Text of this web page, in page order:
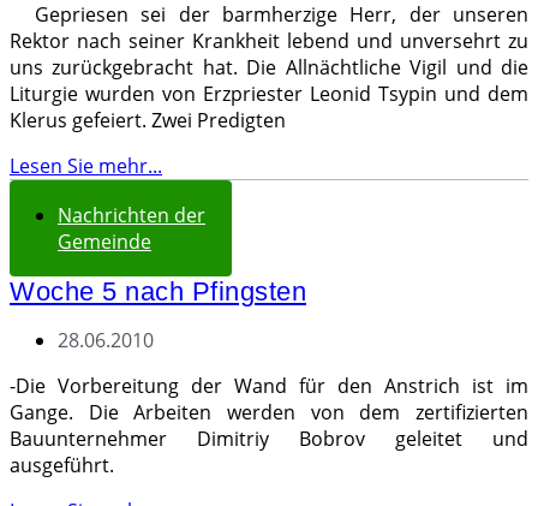
Gepriesen sei der barmherzige Herr, der unseren
Rektor nach seiner Krankheit lebend und unversehrt zu
uns zurückgebracht hat. Die Allnächtliche Vigil und die
Liturgie wurden von Erzpriester Leonid Tsypin und dem
Klerus gefeiert. Zwei Predigten
Lesen Sie mehr...
Nachrichten der
Gemeinde
Woche 5 nach Pfingsten
28.06.2010
-Die Vorbereitung der Wand für den Anstrich ist im
Gange. Die Arbeiten werden von dem zertifizierten
Bauunternehmer Dimitriy Bobrov geleitet und
ausgeführt.